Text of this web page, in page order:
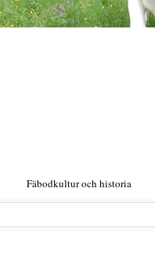
Fäbodkultur och historia